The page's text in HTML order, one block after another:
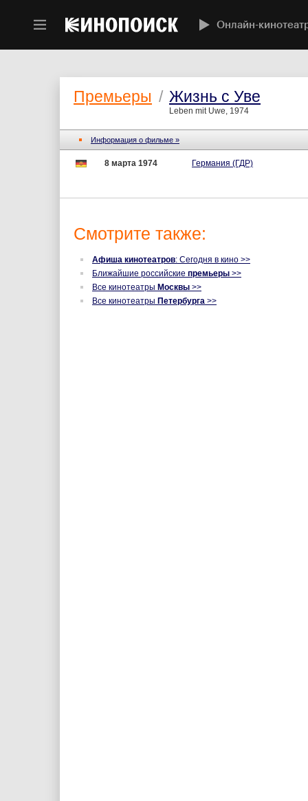
Онлайн-
Премьеры / Жизнь с Уве
Leben mit Uwe, 1974
Информация о фильме »
8 марта 1974 Германия (ГДР)
Смотрите также:
Афиша кинотеатров: Сегодня в кино >>
Ближайшие российские премьеры >>
Все кинотеатры Москвы >>
Все кинотеатры Петербурга >>